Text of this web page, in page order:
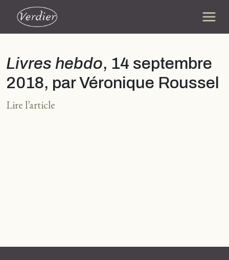
Livres hebdo, 14 septembre
2018, par Véronique Roussel
Lire l’article